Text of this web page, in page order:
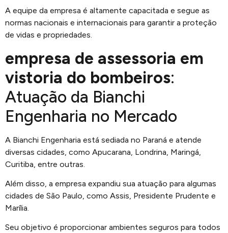
A equipe da empresa é altamente capacitada e segue as
normas nacionais e internacionais para garantir a proteção
de vidas e propriedades.
empresa de assessoria em
vistoria do bombeiros:
Atuação da Bianchi
Engenharia no Mercado
A Bianchi Engenharia está sediada no Paraná e atende
diversas cidades, como Apucarana, Londrina, Maringá,
Curitiba, entre outras.
Além disso, a empresa expandiu sua atuação para algumas
cidades de São Paulo, como Assis, Presidente Prudente e
Marília.
Seu objetivo é proporcionar ambientes seguros para todos